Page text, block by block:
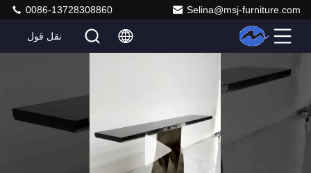
Selina@msj-furniture.com
0086-13728308860
نقل قول